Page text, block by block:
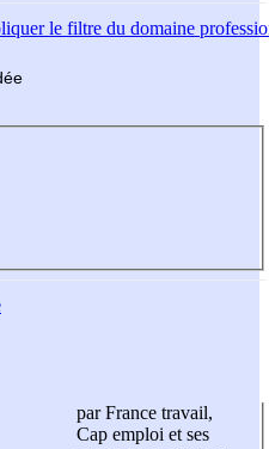
le filtre du domaine
par France travail,
Cap emploi et ses